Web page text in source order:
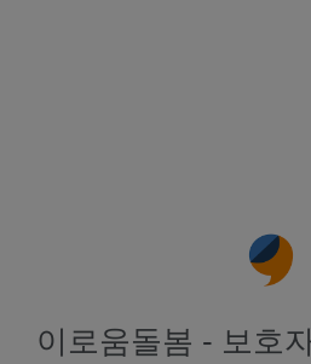
이로움돌봄 - 보호